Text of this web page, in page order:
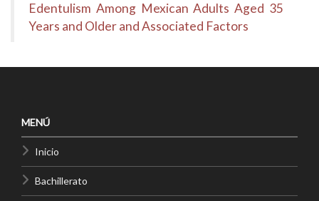
Edentulism Among Mexican Adults Aged 35
Years and Older and Associated Factors
MENÚ
Inicio
Bachillerato